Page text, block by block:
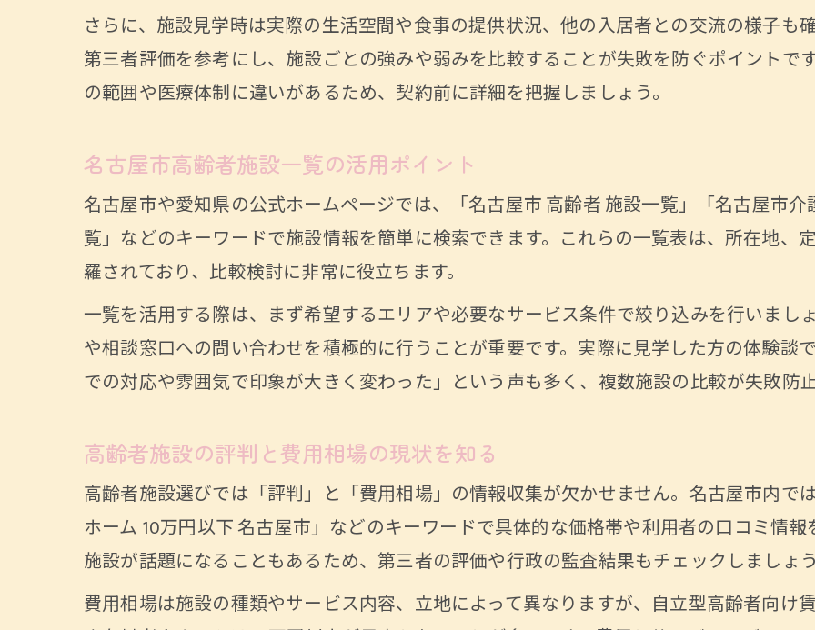
高齢者向け相談窓口の賢い活用手順とは
相談窓口で得られる高齢者施設情報の種類
高齢者の不安を相談で解消するポイント
自立型高齢者施設で快適に過ごす秘訣を紹介
自立型高齢者施設のメリットと生活の魅力
自立型施設の費用相場と生活設計のポイント
高齢者が自分らしく暮らせる環境を整える
さらに、施設見学時は実際の生活空間や食事の提供状況、他の入居者との交流の様子も
第三者評価を参考にし、施設ごとの強みや弱みを比較することが失敗を防ぐポイントで
の範囲や医療体制に違いがあるため、契約前に詳細を把握しましょう。
名古屋市高齢者施設一覧の活用ポイント
名古屋市や愛知県の公式ホームページでは、「名古屋市 高齢者 施設一覧」「名古屋市
覧」などのキーワードで施設情報を簡単に検索できます。これらの一覧表は、所在地、
羅されており、比較検討に非常に役立ちます。
一覧を活用する際は、まず希望するエリアや必要なサービス条件で絞り込みを行いまし
や相談窓口への問い合わせを積極的に行うことが重要です。実際に見学した方の体験談
での対応や雰囲気で印象が大きく変わった」という声も多く、複数施設の比較が失敗防
高齢者施設の評判と費用相場の現状を知る
高齢者施設選びでは「評判」と「費用相場」の情報収集が欠かせません。名古屋市内で
ホーム 10万円以下 名古屋市」などのキーワードで具体的な価格帯や利用者の口コミ情
施設が話題になることもあるため、第三者の評価や行政の監査結果もチェックしましょ
費用相場は施設の種類やサービス内容、立地によって異なりますが、自立型高齢者向け
お問い合わせはこちら
お問い合わせはこちら